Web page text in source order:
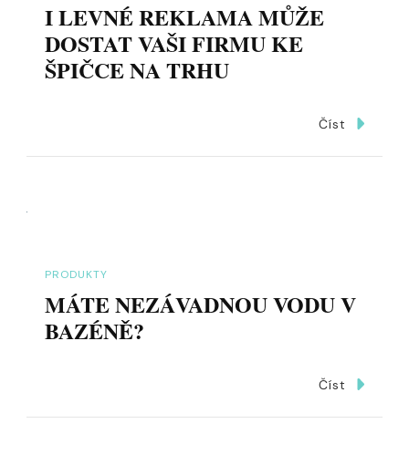
I LEVNÉ REKLAMA MŮŽE
DOSTAT VAŠI FIRMU KE
ŠPIČCE NA TRHU
Číst
PRODUKTY
MÁTE NEZÁVADNOU VODU V
BAZÉNĚ?
Číst